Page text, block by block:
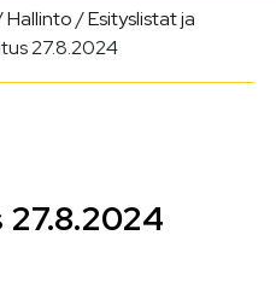
Hallinto/Esityslistat ja
27.8.2024